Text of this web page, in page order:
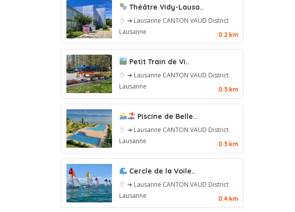
Théâtre Vidy-Lausa..
➔ Lausanne CANTON VAUD District
Lausanne
0.2 km
Petit Train de Vi..
➔ Lausanne CANTON VAUD District
Lausanne
0.3 km
Piscine de Belle..
➔ Lausanne CANTON VAUD District
Lausanne
0.3 km
Cercle de la Voile..
➔ Lausanne CANTON VAUD District
Lausanne
0.4 km